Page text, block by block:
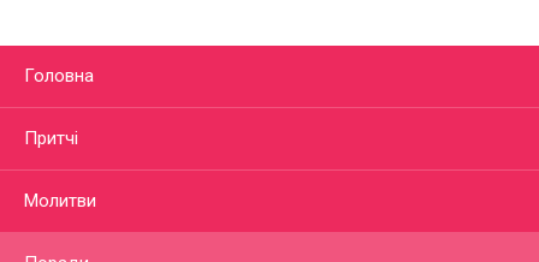
Головна
Притчі
Молитви